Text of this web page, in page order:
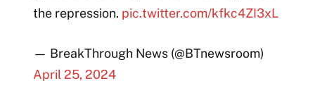
the repression. pic.twitter.com/kfkc4ZI3xL
— BreakThrough News (@BTnewsroom)
April 25, 2024